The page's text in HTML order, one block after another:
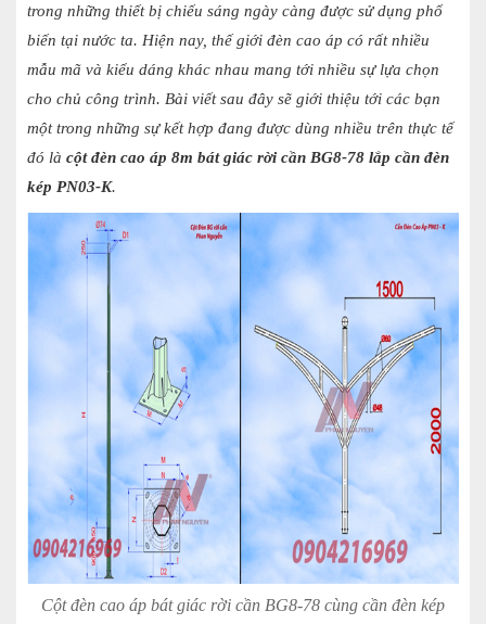
trong những thiết bị chiếu sáng ngày càng được sử dụng phổ
biến tại nước ta. Hiện nay, thế giới đèn cao áp có rất nhiều
mẫu mã và kiểu dáng khác nhau mang tới nhiều sự lựa chọn
cho chủ công trình. Bài viết sau đây sẽ giới thiệu tới các bạn
một trong những sự kết hợp đang được dùng nhiều trên thực tế
đó là cột đèn cao áp 8m bát giác rời cần BG8-78 lắp cần đèn
kép PN03-K.
Cột đèn cao áp bát giác rời cần BG8-78 cùng cần đèn kép